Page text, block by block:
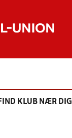
KLUB NÆR DIG